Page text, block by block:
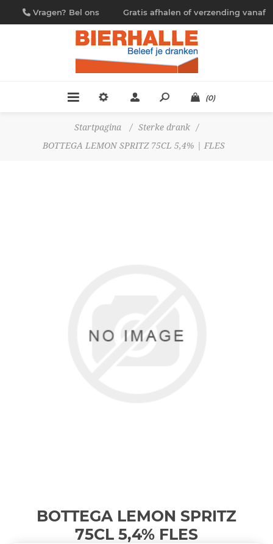
Vragen? Bel ons
09/230.88.44
Gratis afhalen of verzending vanaf
€ 4,95
(0)
Startpagina / Sterke drank
/
BOTTEGA LEMON SPRITZ 75CL 5,4% | FLES
BOTTEGA LEMON SPRITZ
75CL 5,4% FLES